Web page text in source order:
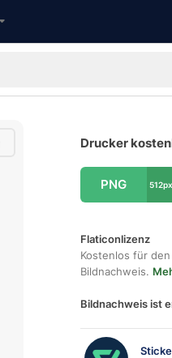
Drucker
PNG 512px
Flaticonlizenz
Kostenlos für
Bildnachweis.
Bildnachweis ist